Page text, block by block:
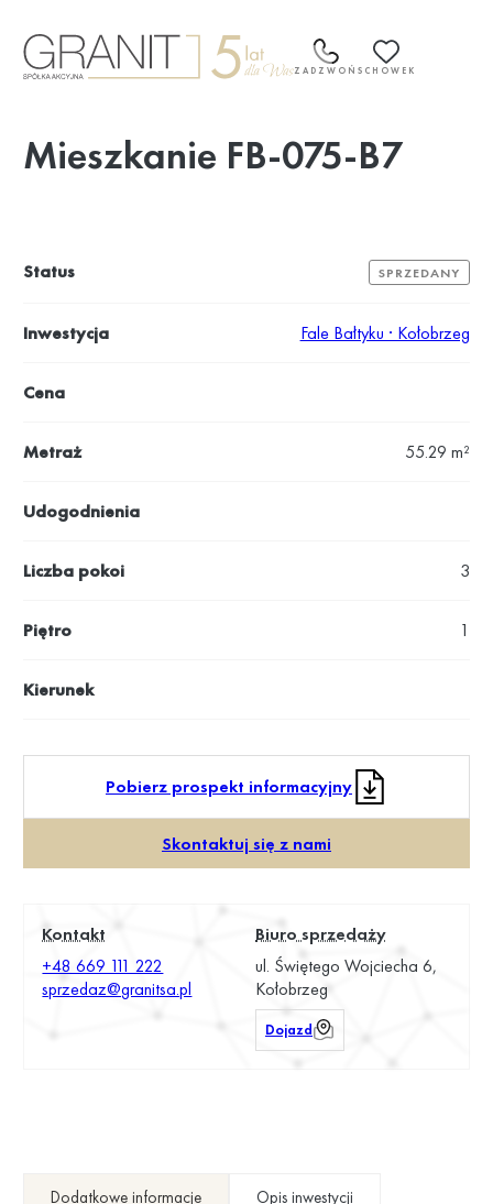
do
treści
ZADZWOŃ SCHOWEK
Dodatkowe informacje Opis inwestycji
Mieszkanie FB-075-B7
Status SPRZEDANY
Inwestycja Fale Bałtyku · Kołobrzeg
Cena
Metraż 55.29 m²
Udogodnienia
Liczba pokoi 3
Piętro 1
Kierunek
Pobierz prospekt informacyjny
Skontaktuj się z nami
Kontakt
+48 669 111 222
sprzedaz@granitsa.pl
Biuro sprzedaży
ul. Świętego Wojciecha 6,
Kołobrzeg
Dojazd